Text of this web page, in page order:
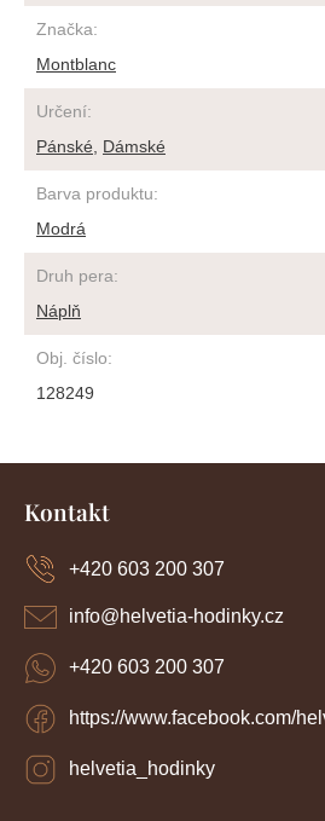
Značka:
Montblanc
Určení:
Pánské
Dámské
Barva produktu:
Modrá
Druh pera:
Náplň
Obj. číslo:
128249
Kontakt
info@helvetia-hodinky.cz
+420 603 200 307
https://www.facebook.com/
helvetia_hodinky
+420 603 200 307